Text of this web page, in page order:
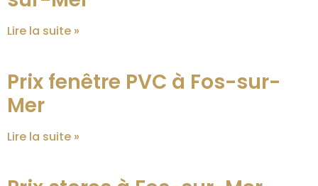
Lire la suite »
Prix fenêtre PVC à Fos-sur-
Mer
Lire la suite »